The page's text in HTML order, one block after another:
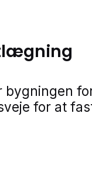
bygningen
for at